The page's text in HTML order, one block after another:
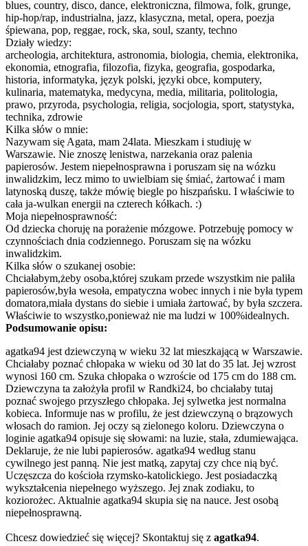
blues, country, disco, dance, elektroniczna, filmowa, folk, grunge,
hip-hop/rap, industrialna, jazz, klasyczna, metal, opera, poezja
śpiewana, pop, reggae, rock, ska, soul, szanty, techno
Działy wiedzy:
archeologia, architektura, astronomia, biologia, chemia, elektronika,
ekonomia, etnografia, filozofia, fizyka, geografia, gospodarka,
historia, informatyka, język polski, języki obce, komputery,
kulinaria, matematyka, medycyna, media, militaria, politologia,
prawo, przyroda, psychologia, religia, socjologia, sport, statystyka,
technika, zdrowie
Kilka słów o mnie:
Nazywam się Agata, mam 24lata. Mieszkam i studiuję w
Warszawie. Nie znoszę lenistwa, narzekania oraz palenia
papierosów. Jestem niepełnosprawna i poruszam się na wózku
inwalidzkim, lecz mimo to uwielbiam się śmiać, żartować i mam
latynoską duszę, także mówię biegle po hiszpańsku. I właściwie to
cała ja-wulkan energii na czterech kółkach. :)
Moja niepełnosprawność:
Od dziecka choruję na porażenie mózgowe. Potrzebuję pomocy w
czynnościach dnia codziennego. Poruszam się na wózku
inwalidzkim.
Kilka słów o szukanej osobie:
Chciałabym,żeby osoba,której szukam przede wszystkim nie paliła
papierosów,była wesoła, empatyczna wobec innych i nie była typem
domatora,miała dystans do siebie i umiała żartować, by była szczera.
Właściwie to wszystko,ponieważ nie ma ludzi w 100%idealnych.
Podsumowanie opisu:
agatka94 jest dziewczyną w wieku 32 lat mieszkającą w Warszawie.
Chciałaby poznać chłopaka w wieku od 30 lat do 35 lat. Jej wzrost
wynosi 160 cm. Szuka chłopaka o wzroście od 175 cm do 188 cm.
Dziewczyna ta założyła profil w Randki24, bo chciałaby tutaj
poznać swojego przyszłego chłopaka. Jej sylwetka jest normalna
kobieca. Informuje nas w profilu, że jest dziewczyną o brązowych
włosach do ramion. Jej oczy są zielonego koloru. Dziewczyna o
loginie agatka94 opisuje się słowami: na luzie, stała, zdumiewająca.
Deklaruje, że nie lubi papierosów. agatka94 według stanu
cywilnego jest panną. Nie jest matką, zapytaj czy chce nią być.
Uczęszcza do kościoła rzymsko-katolickiego. Jest posiadaczką
wykształcenia niepełnego wyższego. Jej znak zodiaku, to
koziorożec. Aktualnie agatka94 skupia się na nauce. Jest osobą
niepełnosprawną.
Chcesz dowiedzieć się więcej? Skontaktuj się z agatka94.